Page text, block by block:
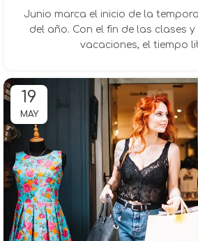
Junio marca el inicio de la
del año. Con el fin de las clases
vacaciones, el tiempo
19
MAY